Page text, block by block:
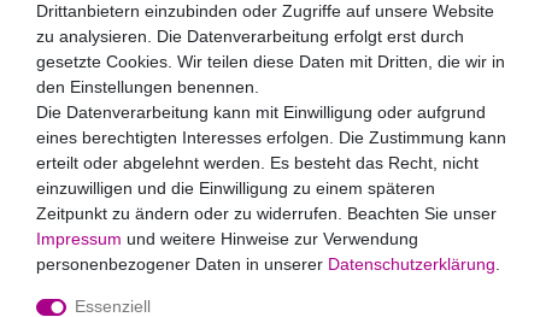
Hiermit bestätige ich, dass ich dieDaten­schutz­erklärung
gelesen habe. Meine Einwilligung kann ich jederzeit
widerrufen.**
Abonnieren
** Hierbei handelt es sich um ein Pflichtfeld.
Zahlungsarten
Drittanbietern einzubinden oder Zugriffe auf unsere Website
zu analysieren. Die Datenverarbeitung erfolgt erst durch
gesetzte Cookies. Wir teilen diese Daten mit Dritten, die wir in
den Einstellungen benennen.
Die Datenverarbeitung kann mit Einwilligung oder aufgrund
eines berechtigten Interesses erfolgen. Die Zustimmung kann
erteilt oder abgelehnt werden. Es besteht das Recht, nicht
einzuwilligen und die Einwilligung zu einem späteren
Zeitpunkt zu ändern oder zu widerrufen. Beachten Sie unser
Impressum und weitere Hinweise zur Verwendung
personenbezogener Daten in unserer Daten­schutz­erklärung
Essenziell